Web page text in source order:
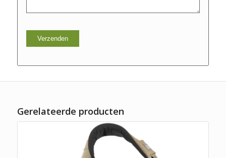
Gerelateerde producten